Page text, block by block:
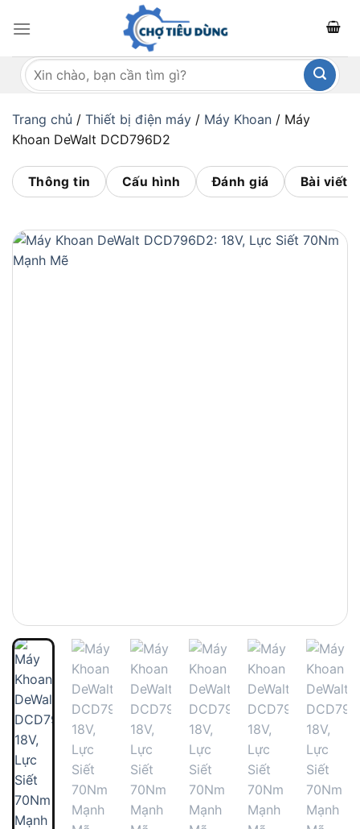
qua
dungTìm
kiếm:
Trang chủ / Thiết bị điện máy / Máy Khoan / Máy
Khoan DeWalt DCD796D2
Thông tin Cấu hình Đánh giá Bài viết